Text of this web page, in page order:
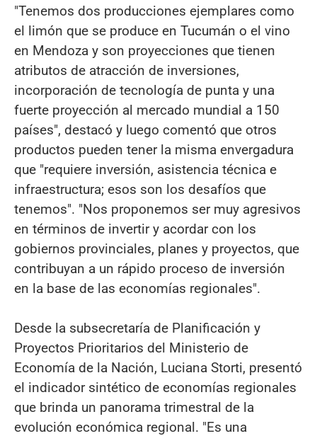
"Tenemos dos producciones ejemplares como
el limón que se produce en Tucumán o el vino
en Mendoza y son proyecciones que tienen
atributos de atracción de inversiones,
incorporación de tecnología de punta y una
fuerte proyección al mercado mundial a 150
países", destacó y luego comentó que otros
productos pueden tener la misma envergadura
que "requiere inversión, asistencia técnica e
infraestructura; esos son los desafíos que
tenemos". "Nos proponemos ser muy agresivos
en términos de invertir y acordar con los
gobiernos provinciales, planes y proyectos, que
contribuyan a un rápido proceso de inversión
en la base de las economías regionales".
Desde la subsecretaría de Planificación y
Proyectos Prioritarios del Ministerio de
Economía de la Nación, Luciana Storti, presentó
el indicador sintético de economías regionales
que brinda un panorama trimestral de la
evolución económica regional. "Es una